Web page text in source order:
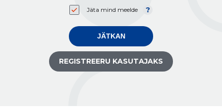
Jäta mind meelde
JÄTKAN
REGISTREERU KASUTAJAKS